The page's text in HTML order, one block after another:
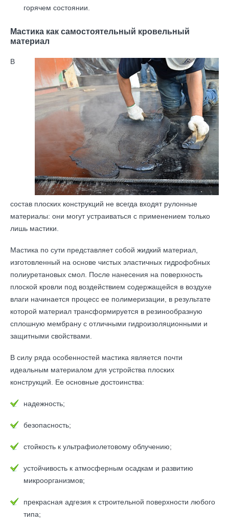
горячем состоянии.
Мастика как самостоятельный кровельный
материал
В
состав плоских конструкций не всегда входят рулонные
материалы: они могут устраиваться с применением только
лишь мастики.
Мастика по сути представляет собой жидкий материал,
изготовленный на основе чистых эластичных гидрофобных
полиуретановых смол. После нанесения на поверхность
плоской кровли под воздействием содержащейся в воздухе
влаги начинается процесс ее полимеризации, в результате
которой материал трансформируется в резинообразную
сплошную мембрану с отличными гидроизоляционными и
защитными свойствами.
В силу ряда особенностей мастика является почти
идеальным материалом для устройства плоских
конструкций. Ее основные достоинства:
надежность;
безопасность;
стойкость к ультрафиолетовому облучению;
устойчивость к атмосферным осадкам и развитию
микроорганизмов;
прекрасная адгезия к строительной поверхности любого
типа;